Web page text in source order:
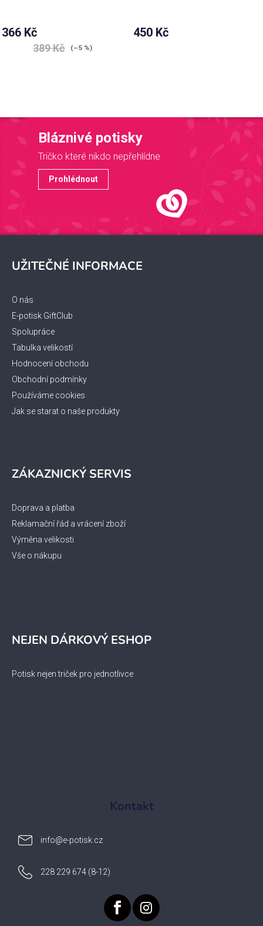
366 Kč
389 Kč (–5 %)
450 Kč
Bláznivé potisky
Tričko které nikdo nepřehlídne
Prohlédnout
UŽITEČNÉ INFORMACE
O nás
E-potisk GiftClub
Spolupráce
Tabulka velikostí
Hodnocení obchodu
Obchodní podmínky
Používáme cookies
Jak se starat o naše produkty
ZÁKAZNICKÝ SERVIS
Doprava a platba
Reklamační řád a vrácení zboží
Výměna velikosti
Vše o nákupu
NEJEN DÁRKOVÝ ESHOP
Potisk nejen triček pro jednotlivce
Kontakt
info@e-potisk.cz
228 229 674 (8-12)